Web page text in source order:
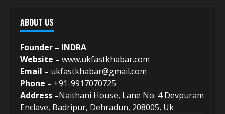
ABOUT US
Founder – INDRA
Website – www.ukfastkhabar.com
Email – ukfastkhabar@gmail.com
Phone – +91-9917070725
Address –Naithani House, Lane No. 4 Devpuram
Enclave, Badripur, Dehradun, 208005, Uk